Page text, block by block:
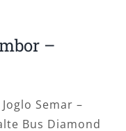
–
Semar –
Bus Diamond